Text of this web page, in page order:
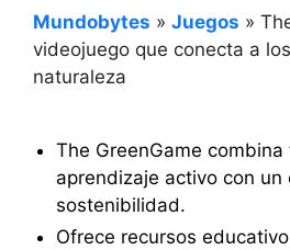
Mundobytes » Juegos »
videojuego que conecta a
naturaleza
The GreenGame
aprendizaje activo con un
sostenibilidad.
Ofrece recursos